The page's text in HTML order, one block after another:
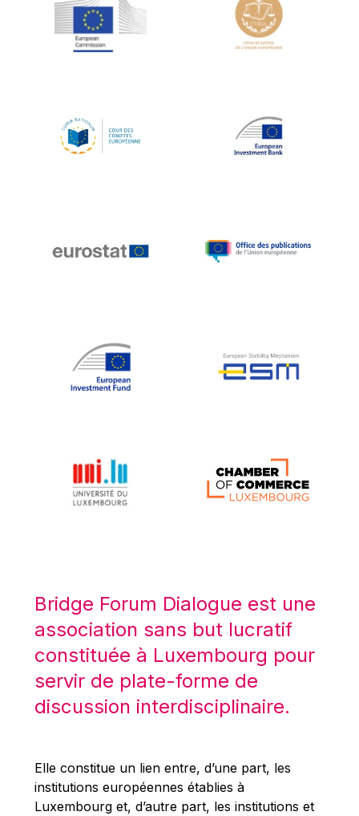
Jean-Louis Schiltz
Jean-Victor Louis
Johnny Åkerholm
Katharien L.C. Hunt
Klaus-Heiner Lehne
Koen LENAERTS
Lars Heikensten
Lucas Papademos
Máire Geoghegan-Quinn
Mario Centeno
Mario Monti
Maroš ŠEFČOVIČ
Martin Bailey
Martine Reicherts
Michael Sohlman
Michel Goedert
Bridge Forum Dialogue est une
association sans but lucratif
constituée à Luxembourg pour
servir de plate-forme de
discussion interdisciplinaire.
Elle constitue un lien entre, d’une part, les
institutions européennes établies à
Luxembourg et, d’autre part, les institutions et